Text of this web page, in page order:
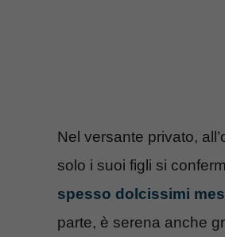
Nel versante privato,
solo i suoi figli si
spesso dolcissimi
parte, è serena anche